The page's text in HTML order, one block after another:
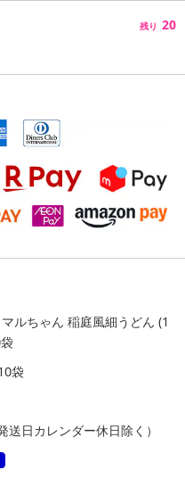
残り 20
ルちゃん 稲庭風細うどん (1
袋
送日カレンダー休日除く）